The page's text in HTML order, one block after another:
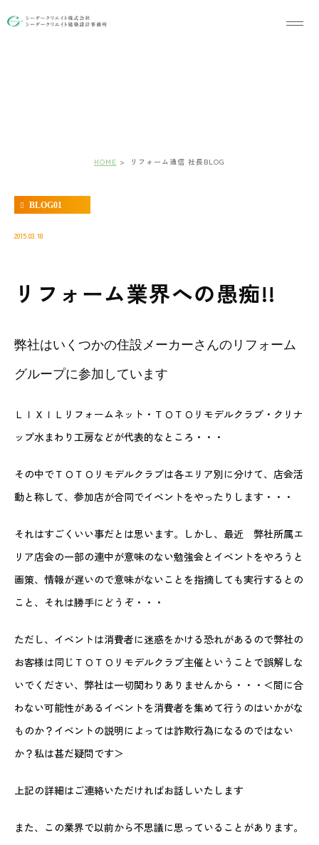
HOME リフォーム通信 社長BLOG
BLOG01
2015.03.18
リフォーム業界への愚痴!!
弊社はいくつかの住設メーカーさんのリフォーム
グループに参加しています
ＬＩＸＩＬリフォームネット・ＴＯＴＯリモデルクラブ・クリナ
ップ水まわり工房などが代表的なところ・・・
その中でＴＯＴＯリモデルクラブは各エリア別に分けて、店会活
動と称して、参加店が合同でイベントをやったりします・・・
それはすごくいい事だとは思います。しかし、最近 弊社所属エ
リア店会の一部の連中が意味のない勉強会とイベントをやろうと
画策、情報が遅いので意味がないことを指摘しても実行するとの
こと、それは勝手にどうぞ・・・
ただし、イベントは消費者に迷惑をかける恐れがあるので弊社の
お客様は同じＴＯＴＯリモデルクラブ主催ということで誤解しな
いでください、弊社は一切関わりありませんから・・・＜間に合
わない可能性があるイベントを消費者を集めて行うのはいかがな
ものか？イベントの説明によっては詐欺行為になるのではない
か？私は甚だ疑問です＞
上記の詳細はご連絡いただければお話しいたします
また、この業界で以前から不思議に思っていることがあります。